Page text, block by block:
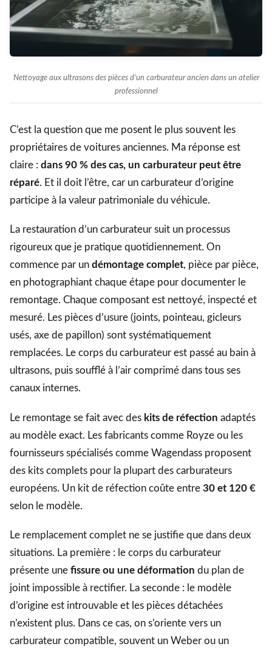
Nettoyage aux ultrasons des pièces d’un carburateur ancien dans un atelier
professionnel
C’est la question que me posent le plus souvent les
propriétaires de voitures anciennes. Ma réponse est
claire : dans 90 % des cas, un carburateur peut être
réparé. Et il doit l’être, car un carburateur d’origine
participe à la valeur patrimoniale du véhicule.
La restauration d’un carburateur suit un processus
rigoureux que je pratique quotidiennement. On
commence par un démontage complet, pièce par pièce,
en photographiant chaque étape pour documenter le
remontage. Chaque composant est nettoyé, inspecté et
mesuré. Les pièces d’usure (joints, pointeau, gicleurs
usés, axe de papillon) sont systématiquement
remplacées. Le corps du carburateur est passé au bain à
ultrasons, puis soufflé à l’air comprimé dans tous ses
canaux internes.
Le remontage se fait avec des kits de réfection adaptés
au modèle exact. Les fabricants comme Royze ou les
fournisseurs spécialisés comme Wagendass proposent
des kits complets pour la plupart des carburateurs
européens. Un kit de réfection coûte entre 30 et 120 €
selon le modèle.
Le remplacement complet ne se justifie que dans deux
situations. La première : le corps du carburateur
présente une fissure ou une déformation du plan de
joint impossible à rectifier. La seconde : le modèle
d’origine est introuvable et les pièces détachées
n’existent plus. Dans ce cas, on s’oriente vers un
carburateur compatible, souvent un Weber ou un